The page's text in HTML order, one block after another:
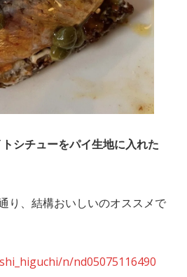
シチューをパイ生地に入れた
り、結構おいしいのオススメで
n/nd05075116490